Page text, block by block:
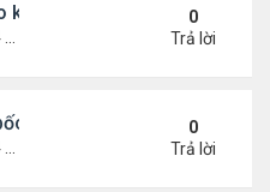
cấp
0
Trả lời
lửa của ở Maldives0
Trả lời